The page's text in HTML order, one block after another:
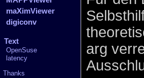
maXimViewer
digiconv
Text
OpenSuse
latency
Thanks
arg